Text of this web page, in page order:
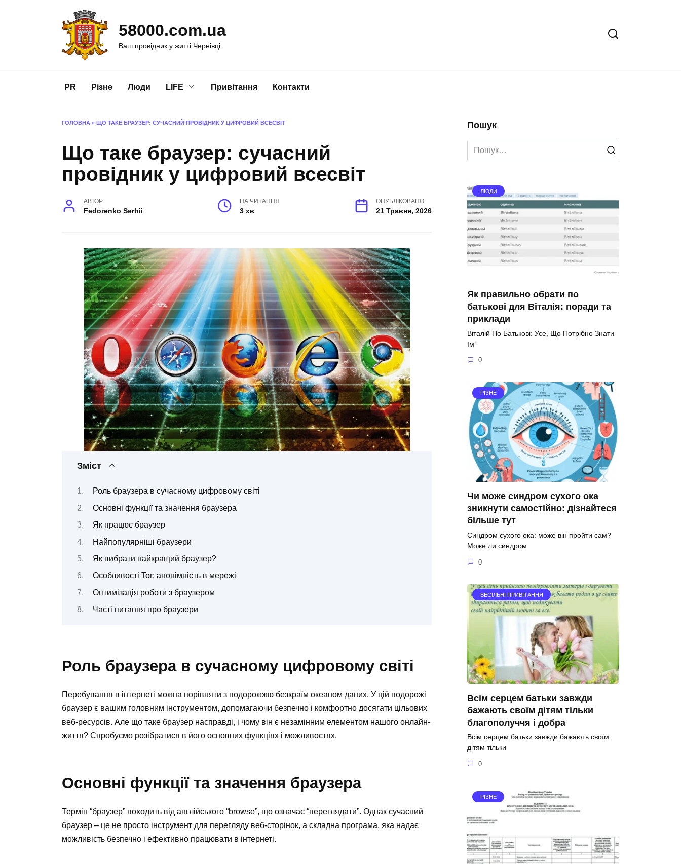
58000.com.ua
Ваш провідник у житті Чернівці
PR Різне Люди LIFE Привітання Контакти
ГОЛОВНА » ЩО ТАКЕ БРАУЗЕР: СУЧАСНИЙ ПРОВІДНИК У ЦИФРОВИЙ ВСЕСВІТ
Що таке браузер: сучасний
провідник у цифровий всесвіт
АВТОР
Fedorenko Serhii
НА ЧИТАННЯ
3 хв
ОПУБЛІКОВАНО
21 Травня, 2026
Зміст
Роль браузера в сучасному цифровому світі
Основні функції та значення браузера
Як працює браузер
Найпопулярніші браузери
Як вибрати найкращий браузер?
Особливості Tor: анонімність в мережі
Оптимізація роботи з браузером
Часті питання про браузери
Роль браузера в сучасному цифровому світі
Перебування в інтернеті можна порівняти з подорожжю безкраїм океаном даних. У цій подорожі
браузер є вашим головним інструментом, допомагаючи безпечно і комфортно досягати цільових
веб-ресурсів. Але що таке браузер насправді, і чому він є незамінним елементом нашого онлайн-
життя? Спробуємо розібратися в його основних функціях і можливостях.
Основні функції та значення браузера
Термін “браузер” походить від англійського “browse”, що означає “переглядати”. Однак сучасний
браузер – це не просто інструмент для перегляду веб-сторінок, а складна програма, яка надає
можливість безпечно і ефективно працювати в інтернеті.
Пошук
Search
for:
ЛЮДИ
Як правильно обрати по
батькові для Віталія: поради та
приклади
Віталій По Батькові: Усе, Що Потрібно Знати
Ім’
0
РІЗНЕ
Чи може синдром сухого ока
зникнути самостійно: дізнайтеся
більше тут
Синдром сухого ока: може він пройти сам?
Може ли синдром
0
ВЕСІЛЬНІ ПРИВІТАННЯ
Всім серцем батьки завжди
бажають своїм дітям тільки
благополуччя і добра
Всім серцем батьки завжди бажають своїм
дітям тільки
0
РІЗНЕ